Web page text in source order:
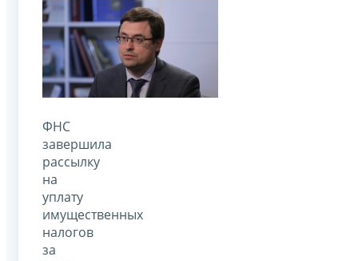
ФНС
завершила
рассылку
на
уплату
имущественных
налогов
за